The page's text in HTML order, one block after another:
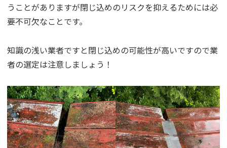
うことがありますが閉じ込めのリスクを抑えるためには必
要不可欠なことです。
知識の浅い業者ですと閉じ込めの可能性が高いですので業
者の選定は注意しましょう！